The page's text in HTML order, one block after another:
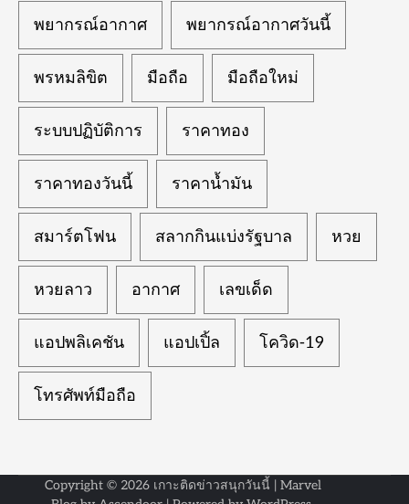
พยากรณ์อากาศ พยากรณ์อากาศวันนี้
พรหมลิขิต มือถือ มือถือใหม่
ระบบปฏิบัติการ ราคาทอง
ราคาทองวันนี้ ราคาน้ำมัน
สมาร์ตโฟน สลากกินแบ่งรัฐบาล หวย
หวยลาว อากาศ เลขเด็ด
แอปพลิเคชัน แอปเปิ้ล โควิด-19
โทรศัพท์มือถือ
Copyright © 2026 เกาะติดข่าวสนุกวันนี้ | Marvel